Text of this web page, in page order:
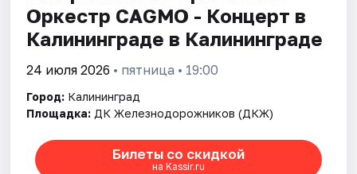
Оркестр CAGMO - Концерт в
Калининграде в Калининграде
24 июля 2026 • пятница • 19:00
Город: Калининград
Площадка: ДК Железнодорожников (ДКЖ)
Билеты со скидкой
на Kassir.ru